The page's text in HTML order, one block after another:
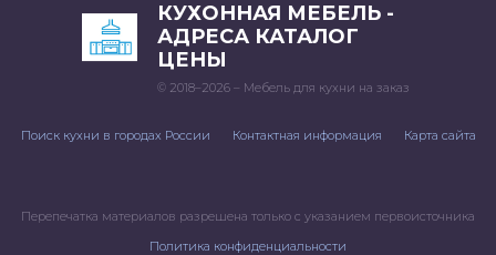
КУХОННАЯ МЕБЕЛЬ -
АДРЕСА КАТАЛОГ
ЦЕНЫ
© 2018–2026 – Мебель для кухни на заказ
Поиск кухни в городах России Контактная информация Карта сайта
Перепечатка материалов разрешена только с указанием первоисточника
Политика конфиденциальности